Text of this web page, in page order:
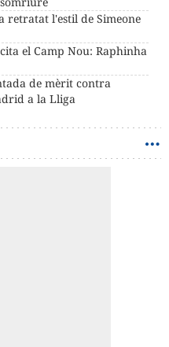
retratat l'estil de Simeone
el Camp Nou: Raphinha
de mèrit contra
a la Lliga